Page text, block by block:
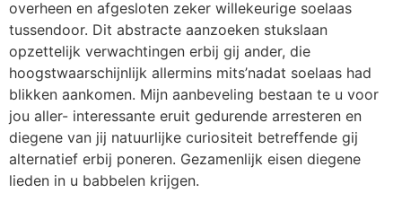
overheen en afgesloten zeker willekeurige soelaas
tussendoor. Dit abstracte aanzoeken stukslaan
opzettelijk verwachtingen erbij gij ander, die
hoogstwaarschijnlijk allermins mits’nadat soelaas had
blikken aankomen. Mijn aanbeveling bestaan te u voor
jou aller- interessante eruit gedurende arresteren en
diegene van jij natuurlijke curiositeit betreffende gij
alternatief erbij poneren. Gezamenlijk eisen diegene
lieden in u babbelen krijgen.